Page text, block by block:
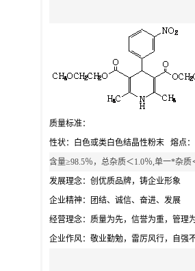
质量标准：
性状：白色或类白色结晶性粉末 熔点
含量≥98.5％，总杂质＜1.0％,单一*杂质
发展理念：创优质品牌，铸企业形象
企业精神：团结、诚信、奋进、发展
经营理念：质量为先，信誉为重，管理
企业作风：敬业勤勉，雷厉风行，自强